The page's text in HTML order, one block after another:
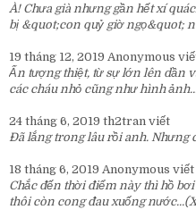
À! Chưa già nhưng gần hết xí
bị &quot;con quỷ giờ ngọ&quot;
19 tháng 12, 2019 Anonymous
Ấn tượng thiệt, từ sự lớn lên dần
các cháu nhỏ cũng như hình
24 tháng 6, 2019 th2tran viết
Đã lắng trong lâu rồi anh. Nhưng
18 tháng 6, 2019 Anonymous viết
Chắc đến thời điểm này thì hồ
thôi còn cong đau xuống nước...